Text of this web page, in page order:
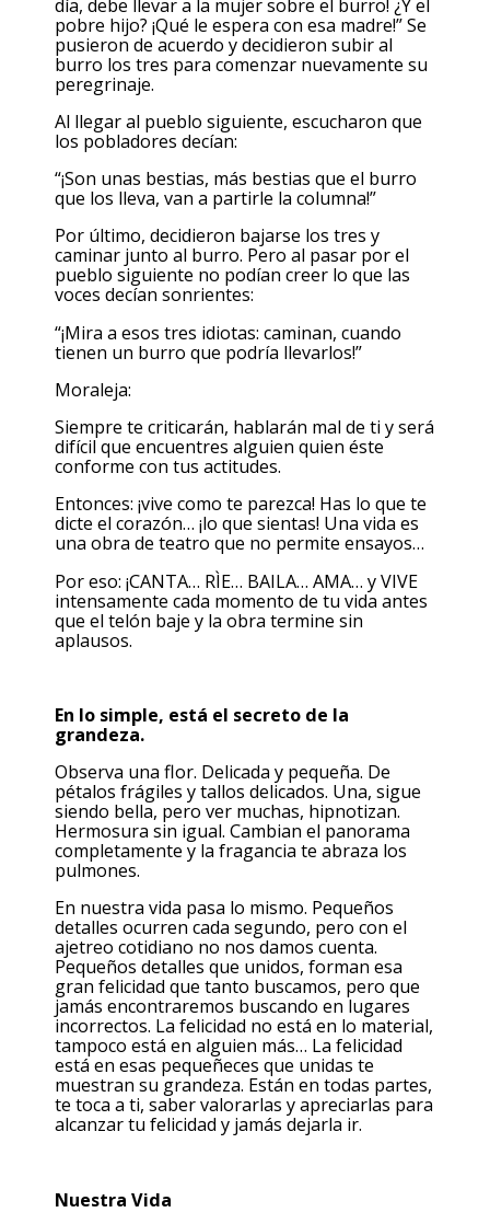
día, debe llevar a la mujer sobre el burro! ¿Y el
pobre hijo? ¡Qué le espera con esa madre!” Se
pusieron de acuerdo y decidieron subir al
burro los tres para comenzar nuevamente su
peregrinaje.
Al llegar al pueblo siguiente, escucharon que
los pobladores decían:
“¡Son unas bestias, más bestias que el burro
que los lleva, van a partirle la columna!”
Por último, decidieron bajarse los tres y
caminar junto al burro. Pero al pasar por el
pueblo siguiente no podían creer lo que las
voces decían sonrientes:
“¡Mira a esos tres idiotas: caminan, cuando
tienen un burro que podría llevarlos!”
Moraleja:
Siempre te criticarán, hablarán mal de ti y será
difícil que encuentres alguien quien éste
conforme con tus actitudes.
Entonces: ¡vive como te parezca! Has lo que te
dicte el corazón… ¡lo que sientas! Una vida es
una obra de teatro que no permite ensayos…
Por eso: ¡CANTA… RÌE… BAILA… AMA… y VIVE
intensamente cada momento de tu vida antes
que el telón baje y la obra termine sin
aplausos.
En lo simple, está el secreto de la
grandeza.
Observa una flor. Delicada y pequeña. De
pétalos frágiles y tallos delicados. Una, sigue
siendo bella, pero ver muchas, hipnotizan.
Hermosura sin igual. Cambian el panorama
completamente y la fragancia te abraza los
pulmones.
En nuestra vida pasa lo mismo. Pequeños
detalles ocurren cada segundo, pero con el
ajetreo cotidiano no nos damos cuenta.
Pequeños detalles que unidos, forman esa
gran felicidad que tanto buscamos, pero que
jamás encontraremos buscando en lugares
incorrectos. La felicidad no está en lo material,
tampoco está en alguien más… La felicidad
está en esas pequeñeces que unidas te
muestran su grandeza. Están en todas partes,
te toca a ti, saber valorarlas y apreciarlas para
alcanzar tu felicidad y jamás dejarla ir.
Nuestra Vida